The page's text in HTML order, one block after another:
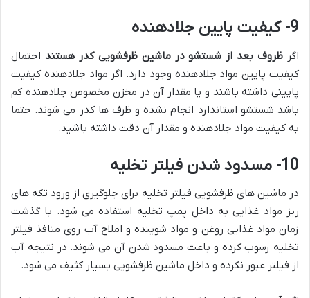
9- کیفیت پایین جلادهنده
اگر ظروف بعد از شستشو در ماشین ظرفشویی کدر هستند احتمال
کیفیت پایین مواد جلادهنده وجود دارد. اگر مواد جلادهنده کیفیت
پایینی داشته باشند و یا مقدار آن در مخزن مخصوص جلادهنده کم
باشد شستشو استاندارد انجام نشده و ظرف ها کدر می شوند. حتما
به کیفیت مواد جلادهنده و مقدار آن دقت داشته باشید.
10- مسدود شدن فیلتر تخلیه
در ماشین های ظرفشویی فیلتر تخلیه برای جلوگیری از ورود تکه های
ریز مواد غذایی به داخل پمپ تخلیه استفاده می شود. با گذشت
زمان مواد غذایی روغن و مواد شوینده و املاح آب روی منافذ فیلتر
تخلیه رسوب کرده و باعث مسدود شدن آن می شوند. در نتیجه آب
از فیلتر عبور نکرده و داخل ماشین ظرفشویی بسیار کثیف می شود.